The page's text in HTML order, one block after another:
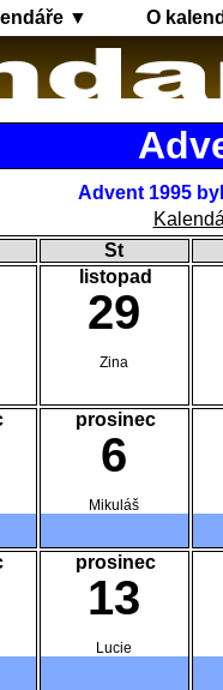
▼ O
Advent 1995
St
listopad
29
Zina
prosinec
6
Mikuláš
prosinec
13
Lucie